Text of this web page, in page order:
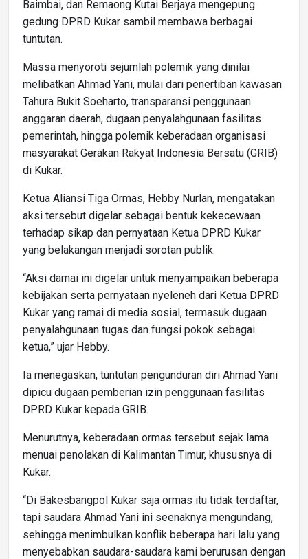
Baimbai, dan Remaong Kutai Berjaya mengepung
gedung DPRD Kukar sambil membawa berbagai
tuntutan.
Massa menyoroti sejumlah polemik yang dinilai
melibatkan Ahmad Yani, mulai dari penertiban kawasan
Tahura Bukit Soeharto, transparansi penggunaan
anggaran daerah, dugaan penyalahgunaan fasilitas
pemerintah, hingga polemik keberadaan organisasi
masyarakat Gerakan Rakyat Indonesia Bersatu (GRIB)
di Kukar.
Ketua Aliansi Tiga Ormas, Hebby Nurlan, mengatakan
aksi tersebut digelar sebagai bentuk kekecewaan
terhadap sikap dan pernyataan Ketua DPRD Kukar
yang belakangan menjadi sorotan publik.
“Aksi damai ini digelar untuk menyampaikan beberapa
kebijakan serta pernyataan nyeleneh dari Ketua DPRD
Kukar yang ramai di media sosial, termasuk dugaan
penyalahgunaan tugas dan fungsi pokok sebagai
ketua,” ujar Hebby.
Ia menegaskan, tuntutan pengunduran diri Ahmad Yani
dipicu dugaan pemberian izin penggunaan fasilitas
DPRD Kukar kepada GRIB.
Menurutnya, keberadaan ormas tersebut sejak lama
menuai penolakan di Kalimantan Timur, khususnya di
Kukar.
“Di Bakesbangpol Kukar saja ormas itu tidak terdaftar,
tapi saudara Ahmad Yani ini seenaknya mengundang,
sehingga menimbulkan konflik beberapa hari lalu yang
menyebabkan saudara-saudara kami berurusan dengan